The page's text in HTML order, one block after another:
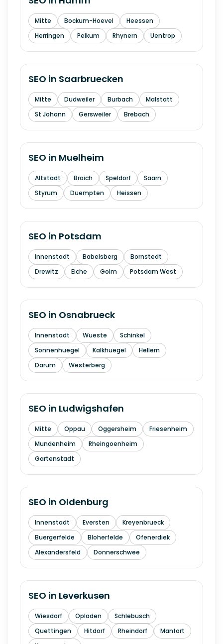
Mitte Bockum-Hoevel
Heessen
Herringen
Pelkum Rhynern Uentrop
SEO in Saarbruecken
Mitte Dudweiler Burbach
Malstatt
St Johann
Gersweiler Brebach
SEO in Muelheim
Altstadt Broich Speldorf
Saarn
Styrum
Duempten Heissen
SEO in Potsdam
Innenstadt Babelsberg
Bornstedt
Drewitz
Eiche Golm Potsdam West
SEO in Osnabrueck
Innenstadt Wueste
Schinkel
Sonnenhuegel
Kalkhuegel
Hellern
Darum
Westerberg
SEO in Ludwigshafen
Mitte Oppau Oggersheim
Friesenheim
Mundenheim
Rheingoenheim
Gartenstadt
SEO in Oldenburg
Innenstadt Eversten
Kreyenbrueck
Buergerfelde
Bloherfelde
Ofenerdiek
Alexandersfeld
Donnerschwee
SEO in Leverkusen
Wiesdorf Opladen
Schlebusch
Quettingen
Hitdorf Rheindorf
Manfort